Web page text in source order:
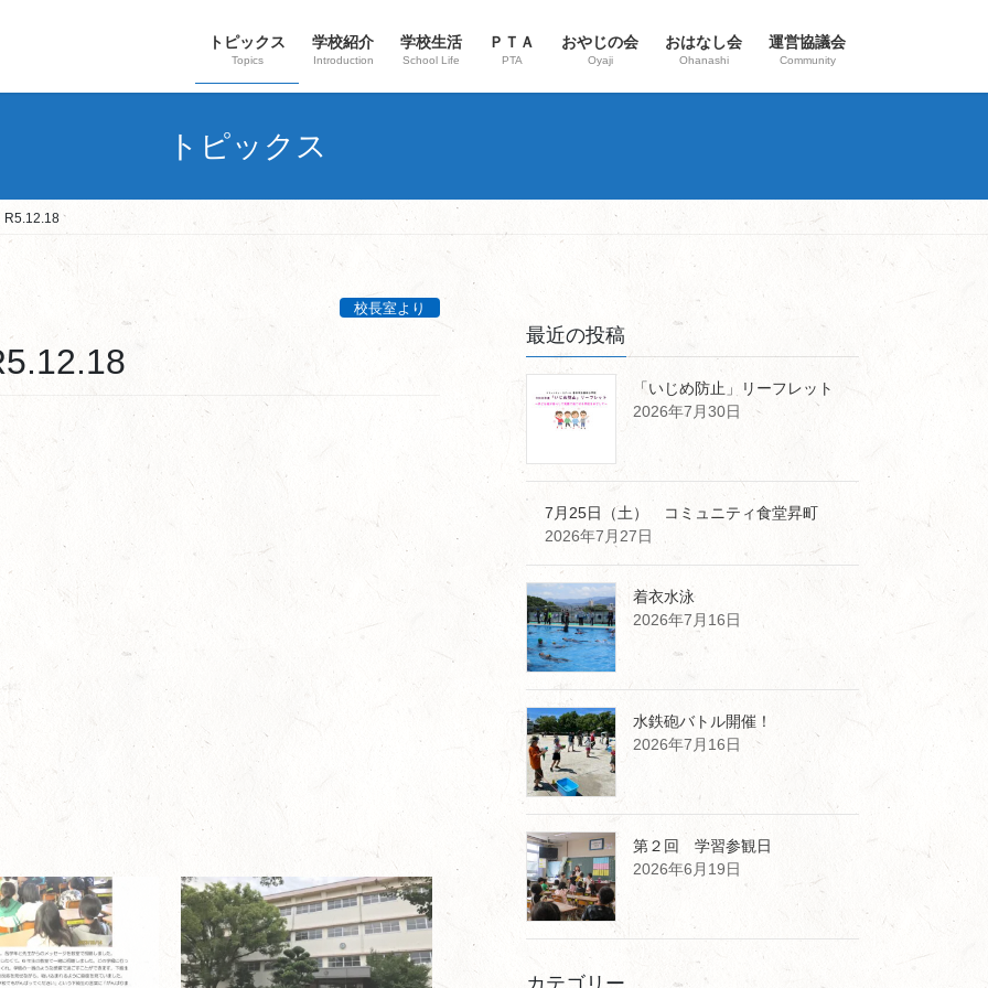
トピックス
Topics
学校紹介
Introduction
学校生活
School Life
ＰＴＡ
PTA
おやじの会
Oyaji
おはなし会
Ohanashi
運営協議会
Community
トピックス
校長室より
最近の投稿
「いじめ防止」リーフレット
2026年7月30日
7月25日（土） コミュニティ食堂昇町
2026年7月27日
着衣水泳
2026年7月16日
水鉄砲バトル開催！
2026年7月16日
第２回 学習参観日
2026年6月19日